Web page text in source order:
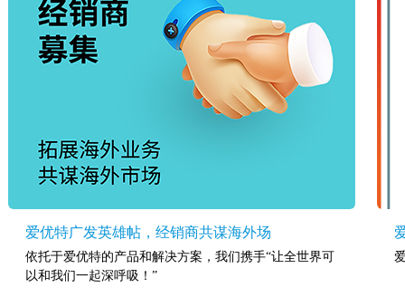
爱优特广发英雄帖，经销商共谋海外场
依托于爱优特的产品和解决方案，我们携手“让全世界可
以和我们一起深呼吸！”